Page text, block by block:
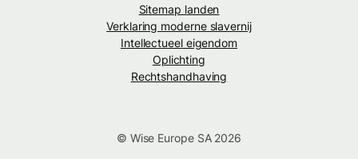
Sitemap landen
Verklaring moderne slavernij
Intellectueel eigendom
Oplichting
Rechtshandhaving
© Wise Europe SA 2026